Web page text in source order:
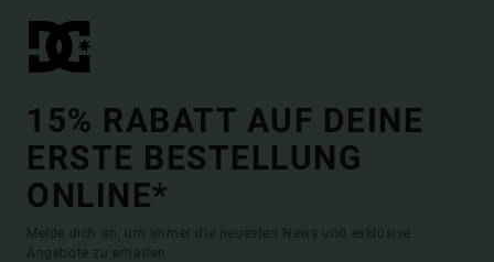
15% RABATT AUF DEINE
ERSTE BESTELLUNG
ONLINE*
Melde dich an, um immer die neuesten News und exklusive
Angebote zu erhalten.